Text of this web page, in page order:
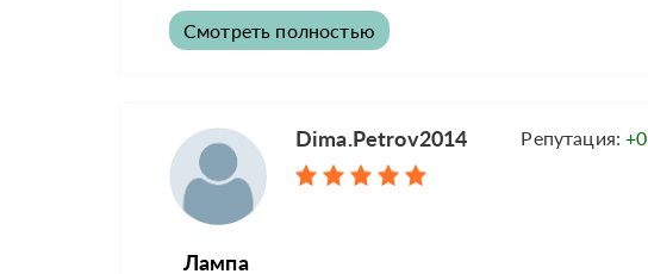
Смотреть полностью
Dima.Petrov2014 Репутация:+0
Лампа